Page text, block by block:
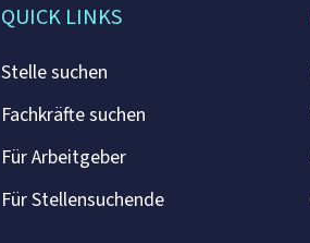
QUICK LINKS
Stelle suchen
Fachkräfte suchen
Für Arbeitgeber
Für Stellensuchende